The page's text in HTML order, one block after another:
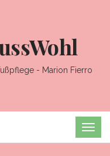
- Marion Fierro